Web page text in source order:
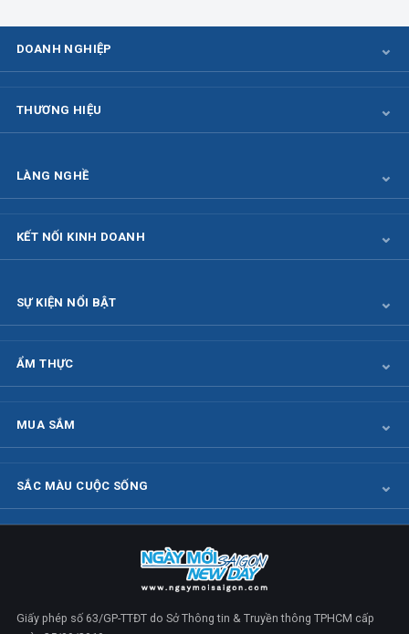
DOANH NGHIỆP
THƯƠNG HIỆU
LÀNG NGHỀ
KẾT NỐI KINH DOANH
SỰ KIỆN NỔI BẬT
ẨM THỰC
MUA SẮM
SẮC MÀU CUỘC SỐNG
Giấy phép số 63/GP-TTĐT do Sở Thông tin & Truyền thông TPHCM cấp